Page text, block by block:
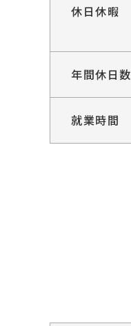
休日休暇
年間休日数
就業時間